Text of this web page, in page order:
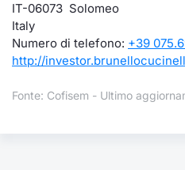
IT-06073 Solomeo
Italy
Numero di telefono: +39
http://
Fonte: Cofisem - Ultimo